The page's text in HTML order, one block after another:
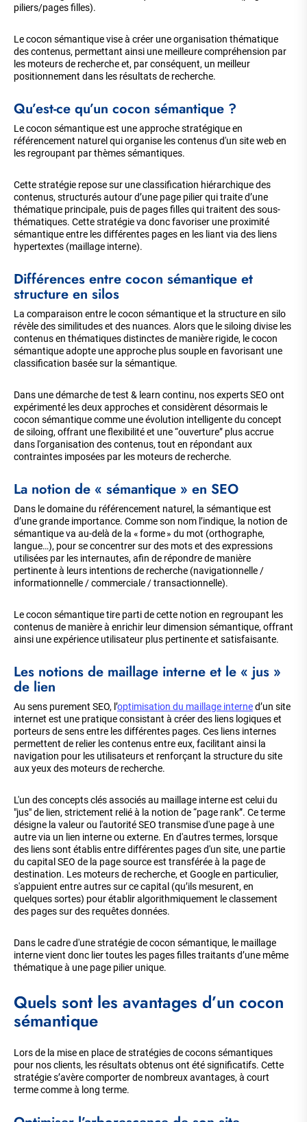
piliers/pages filles).
Le cocon sémantique vise à créer une organisation thématique
des contenus, permettant ainsi une meilleure compréhension par
les moteurs de recherche et, par conséquent, un meilleur
positionnement dans les résultats de recherche.
Qu’est-ce qu’un cocon sémantique ?
Le cocon sémantique est une approche stratégique en
référencement naturel qui organise les contenus d'un site web en
les regroupant par thèmes sémantiques.
Cette stratégie repose sur une classification hiérarchique des
contenus, structurés autour d’une page pilier qui traite d’une
thématique principale, puis de pages filles qui traitent des sous-
thématiques. Cette stratégie va donc favoriser une proximité
sémantique entre les différentes pages en les liant via des liens
hypertextes (maillage interne).
Différences entre cocon sémantique et
structure en silos
La comparaison entre le cocon sémantique et la structure en silo
révèle des similitudes et des nuances. Alors que le siloing divise les
contenus en thématiques distinctes de manière rigide, le cocon
sémantique adopte une approche plus souple en favorisant une
classification basée sur la sémantique.
Dans une démarche de test & learn continu, nos experts SEO ont
expérimenté les deux approches et considèrent désormais le
cocon sémantique comme une évolution intelligente du concept
de siloing, offrant une flexibilité et une “ouverture” plus accrue
dans l'organisation des contenus, tout en répondant aux
contraintes imposées par les moteurs de recherche.
La notion de « sémantique » en SEO
Dans le domaine du référencement naturel, la sémantique est
d’une grande importance. Comme son nom l’indique, la notion de
sémantique va au-delà de la « forme » du mot (orthographe,
langue…), pour se concentrer sur des mots et des expressions
utilisées par les internautes, afin de répondre de manière
pertinente à leurs intentions de recherche (navigationnelle /
informationnelle / commerciale / transactionnelle).
Le cocon sémantique tire parti de cette notion en regroupant les
contenus de manière à enrichir leur dimension sémantique, offrant
ainsi une expérience utilisateur plus pertinente et satisfaisante.
Les notions de maillage interne et le « jus »
de lien
Au sens purement SEO, l’optimisation du maillage interned’un site
internet est une pratique consistant à créer des liens logiques et
porteurs de sens entre les différentes pages. Ces liens internes
permettent de relier les contenus entre eux, facilitant ainsi la
navigation pour les utilisateurs et renforçant la structure du site
aux yeux des moteurs de recherche.
L'un des concepts clés associés au maillage interne est celui du
"jus" de lien, strictement relié à la notion de “page rank”. Ce terme
désigne la valeur ou l'autorité SEO transmise d'une page à une
autre via un lien interne ou externe. En d'autres termes, lorsque
des liens sont établis entre différentes pages d'un site, une partie
du capital SEO de la page source est transférée à la page de
destination. Les moteurs de recherche, et Google en particulier,
s'appuient entre autres sur ce capital (qu’ils mesurent, en
quelques sortes) pour établir algorithmiquement le classement
des pages sur des requêtes données.
Dans le cadre d'une stratégie de cocon sémantique, le maillage
interne vient donc lier toutes les pages filles traitants d’une même
thématique à une page pilier unique.
Quels sont les avantages d’un cocon
sémantique
Lors de la mise en place de stratégies de cocons sémantiques
pour nos clients, les résultats obtenus ont été significatifs. Cette
stratégie s’avère comporter de nombreux avantages, à court
terme comme à long terme.